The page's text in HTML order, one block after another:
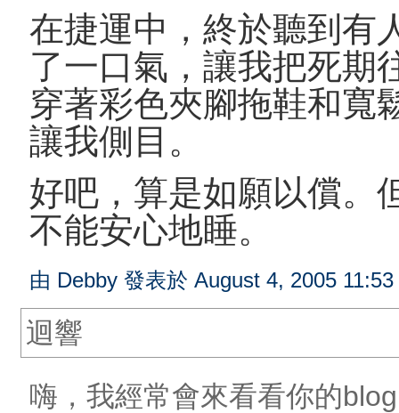
在捷運中，終於聽到有
了一口氣，讓我把死期
穿著彩色夾腳拖鞋和寬
讓我側目。
好吧，算是如願以償。
不能安心地睡。
由 Debby 發表於 August 4, 2005
迴響
嗨，我經常會來看看你的